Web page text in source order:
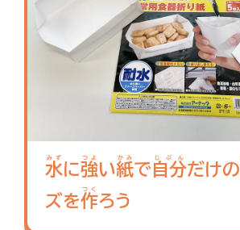
水
みず
に強
つよ
い紙
かみ
で 自分
じぶん
だけの
ズを作
つく
ろう